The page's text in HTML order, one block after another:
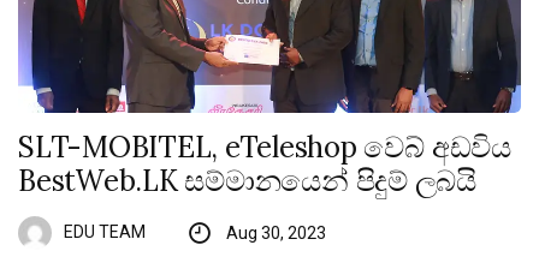
SLT-MOBITEL, eTeleshop වෙබ් අඩවිය
BestWeb.LK සම්මානයෙන් පිදුම් ලබයි
EDU TEAM Aug 30, 2023